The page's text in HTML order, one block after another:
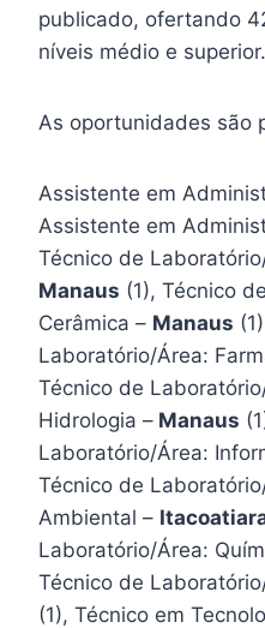
publicado, ofertando
níveis médio e superior.
As oportunidades são
Assistente em
Assistente em
Técnico de
Manaus (1), Técnico
Cerâmica – Manaus
Laboratório/Área:
Técnico de
Hidrologia – Manaus
Laboratório/Área:
Técnico de
Ambiental –
Laboratório/Área:
Técnico de
(1), Técnico em